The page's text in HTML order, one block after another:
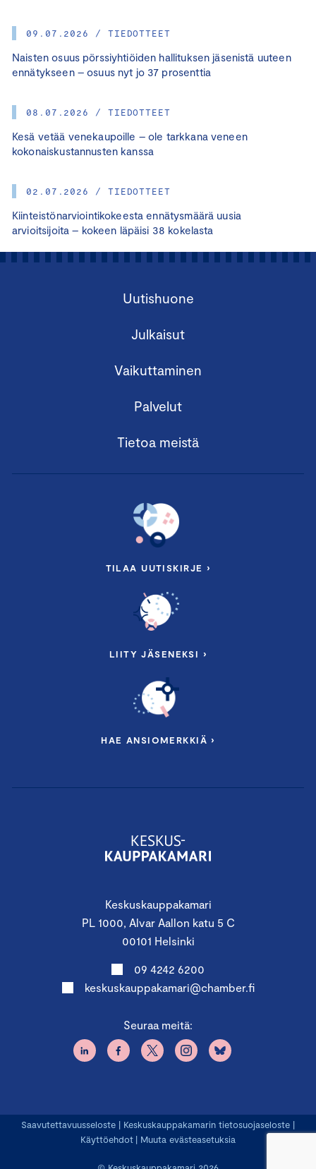
09.07.2026 / TIEDOTTEET
Naisten osuus pörssiyhtiöiden hallituksen jäsenistä uuteen
ennätykseen – osuus nyt jo 37 prosenttia
08.07.2026 / TIEDOTTEET
Kesä vetää venekaupoille – ole tarkkana veneen
kokonaiskustannusten kanssa
02.07.2026 / TIEDOTTEET
Kiinteistönarviointikokeesta ennätysmäärä uusia
arvioitsijoita – kokeen läpäisi 38 kokelasta
Keskuskauppakamari
PL 1000, Alvar Aallon katu 5 C
00101 Helsinki
09 4242 6200
keskuskauppakamari@chamber.fi
Seuraa meitä:
Uutishuone
Julkaisut
Vaikuttaminen
Palvelut
Tietoa meistä
TILAA UUTISKIRJE ›
LIITY JÄSENEKSI ›
HAE ANSIOMERKKIÄ ›
Saavutettavuusseloste | Keskuskauppakamarin tietosuojaseloste |
Käyttöehdot | Muuta evästeasetuksia